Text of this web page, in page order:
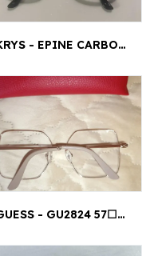
KRYS - EPINE CARBONE TB12N45418138 50X48¤
GUESS - GU2824 57☐16 140¤16MM